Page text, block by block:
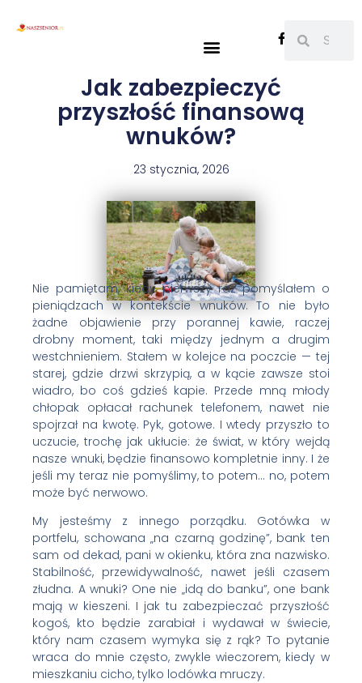
Jak zabezpieczyć
przyszłość finansową
wnuków?
23 stycznia, 2026
Nie pamiętam, kiedy pierwszy raz pomyślałem o
pieniądzach w kontekście wnuków. To nie było
żadne objawienie przy porannej kawie, raczej
drobny moment, taki między jednym a drugim
westchnieniem. Stałem w kolejce na poczcie — tej
starej, gdzie drzwi skrzypią, a w kącie zawsze stoi
wiadro, bo coś gdzieś kapie. Przede mną młody
chłopak opłacał rachunek telefonem, nawet nie
spojrzał na kwotę. Pyk, gotowe. I wtedy przyszło to
uczucie, trochę jak ukłucie: że świat, w który wejdą
nasze wnuki, będzie finansowo kompletnie inny. I że
jeśli my teraz nie pomyślimy, to potem… no, potem
może być nerwowo.
My jesteśmy z innego porządku. Gotówka w
portfelu, schowana „na czarną godzinę”, bank ten
sam od dekad, pani w okienku, która zna nazwisko.
Stabilność, przewidywalność, nawet jeśli czasem
złudna. A wnuki? One nie „idą do banku”, one bank
mają w kieszeni. I jak tu zabezpieczać przyszłość
kogoś, kto będzie zarabiał i wydawał w świecie,
który nam czasem wymyka się z rąk? To pytanie
wraca do mnie często, zwykle wieczorem, kiedy w
mieszkaniu cicho, tylko lodówka mruczy.